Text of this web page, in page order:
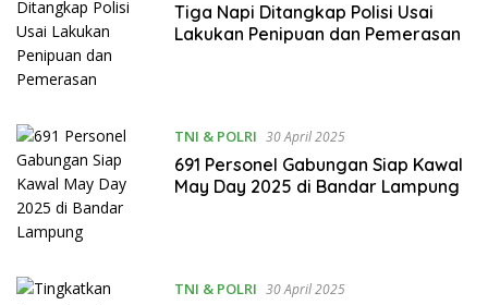
Tiga Napi Ditangkap Polisi Usai
Lakukan Penipuan dan Pemerasan
TNI & POLRI 30 April 2025
691 Personel Gabungan Siap Kawal
May Day 2025 di Bandar Lampung
TNI & POLRI 30 April 2025